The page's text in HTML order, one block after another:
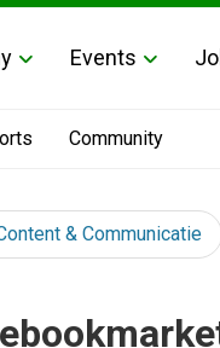
Events
Community
& Communicatie